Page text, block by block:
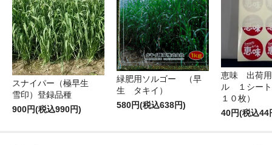
スナイパー（極早生
雪印）登録品種
900円(税込990円)
緑肥用ソルゴー （早
生 タキイ）
580円(税込638円)
恵味 出荷
ル １シート
１０枚）
40円(税込44